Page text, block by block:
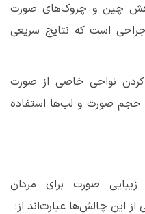
چین و چروک‌های صورت
است که نتایج سریعی
کردن نواحی خاصی از صورت
حجم صورت و لب‌ها استفاده
صورت برای مردان
این چالش‌ها عبارت‌اند از: